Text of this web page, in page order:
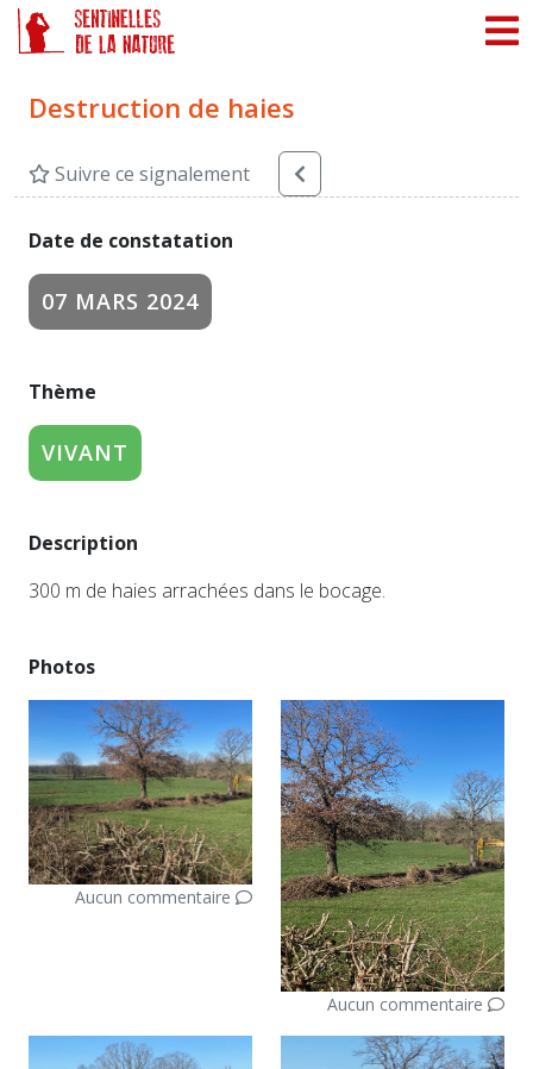
Destruction de haies
Suivre ce signalement
Date de constatation
07 MARS 2024
Thème
VIVANT
Description
300 m de haies arrachées dans le bocage.
Photos
Aucun commentaire
Aucun commentaire
Panneau de gestion des cookies